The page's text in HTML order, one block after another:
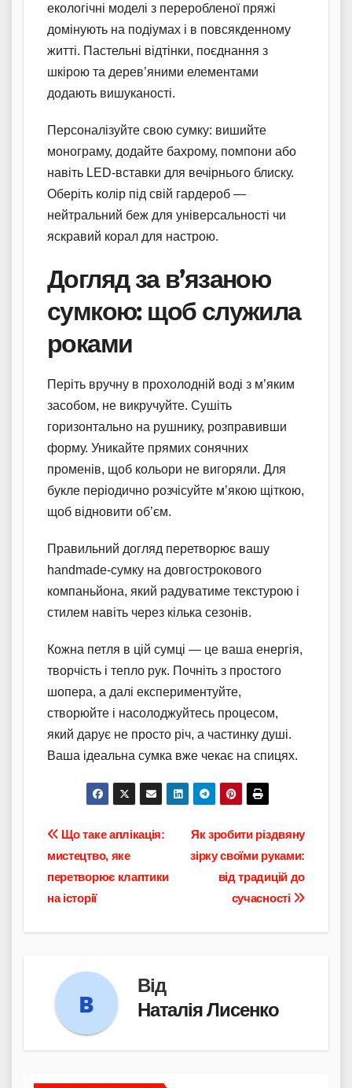
екологічні моделі з переробленої пряжі
домінують на подіумах і в повсякденному
житті. Пастельні відтінки, поєднання з
шкірою та дерев’яними елементами
додають вишуканості.
Персоналізуйте свою сумку: вишийте
монограму, додайте бахрому, помпони або
навіть LED-вставки для вечірнього блиску.
Оберіть колір під свій гардероб —
нейтральний беж для універсальності чи
яскравий корал для настрою.
Догляд за в’язаною
сумкою: щоб служила
роками
Періть вручну в прохолодній воді з м’яким
засобом, не викручуйте. Сушіть
горизонтально на рушнику, розправивши
форму. Уникайте прямих сонячних
променів, щоб кольори не вигоряли. Для
букле періодично розчісуйте м’якою щіткою,
щоб відновити об’єм.
Правильний догляд перетворює вашу
handmade-сумку на довгострокового
компаньйона, який радуватиме текстурою і
стилем навіть через кілька сезонів.
Кожна петля в цій сумці — це ваша енергія,
творчість і тепло рук. Почніть з простого
шопера, а далі експериментуйте,
створюйте і насолоджуйтесь процесом,
який дарує не просто річ, а частинку душі.
Ваша ідеальна сумка вже чекає на спицях.
Навігація
записів
Як зробити різдвяну
зірку своїми руками:
від традицій до
сучасності
Що таке аплікація:
мистецтво, яке
перетворює клаптики
на історії
Від
Наталія Лисенко